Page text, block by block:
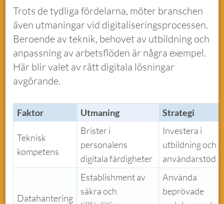
Trots de tydliga fördelarna, möter branschen
även utmaningar vid digitaliseringsprocessen.
Beroende av teknik, behovet av utbildning och
anpassning av arbetsflöden är några exempel.
Här blir valet av rätt digitala lösningar
avgörande.
Faktor Utmaning Strategi
Teknisk
kompetens
Brister i
personalens
digitala färdigheter
Investera i
utbildning och
användarstöd
Datahantering
Establishment av
säkra och
Använda
beprövade